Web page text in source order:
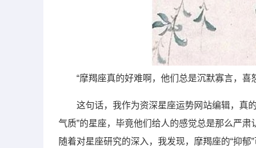
“摩羯座真的好难啊，他们总是沉默寡言，
这句话，我作为资深星座运势网站编辑，真
气质”的星座，毕竟他们给人的感觉总是那么严
随着对星座研究的深入，我发现，摩羯座的“抑郁